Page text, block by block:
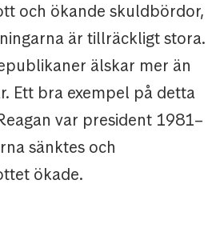
och ökande skuldbördor,
är tillräckligt stora.
älskar mer än
Ett bra exempel på detta
var president 1981–
sänktes och
ökade.